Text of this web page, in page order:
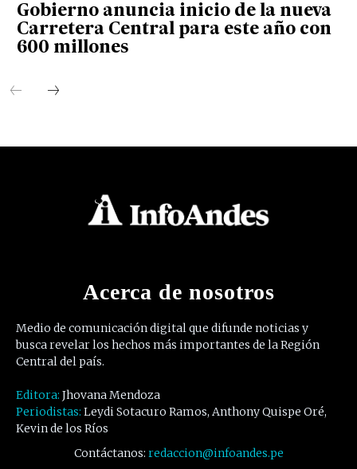
Gobierno anuncia inicio de la nueva
Carretera Central para este año con
600 millones
Acerca de nosotros
Medio de comunicación digital que difunde noticias y
busca revelar los hechos más importantes de la Región
Central del país.
Editora: Jhovana Mendoza
Periodistas: Leydi Sotacuro Ramos, Anthony Quispe Oré,
Kevin de los Ríos
Contáctanos: redaccion@infoandes.pe